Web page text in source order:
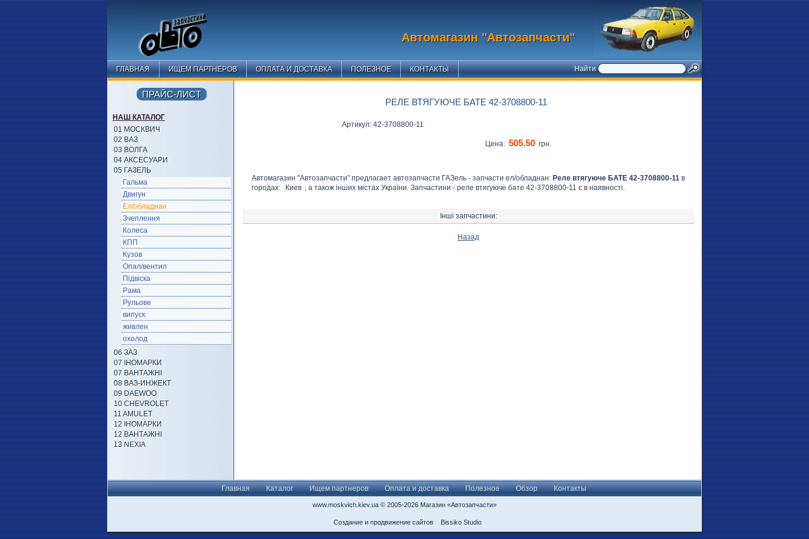
Автомагазин "Автозапчасти"
ГЛАВНАЯ ИЩЕМ ПАРТНЕРОВ ОПЛАТА И ДОСТАВКА ПОЛЕЗНОЕ КОНТАКТЫ Найти
РЕЛЕ ВТЯГУЮЧЕ БАТЕ 42-3708800-11
Артикул: 42-3708800-11
Цена: 505.50 грн.
Автомагазин "Автозапчасти" предлагает автозапчасти ГАЗель - запчасти ел/обладнан: Реле втягуюче БАТЕ 42-3708800-11 в
городах:
Киев , а також інших містах України. Запчастини - реле втягуюче бате 42-3708800-11 є в наявності.
Інші запчастини:
Назад
ПРАЙС-ЛИСТ
НАШ КАТАЛОГ
01 МОСКВИЧ
02 ВАЗ
03 ВОЛГА
04 АКСЕСУАРИ
05 ГАЗЕЛЬ
Гальма
Двигун
Ел/обладнан
Зчеплення
Колеса
КПП
Кузов
Опал/вентил
Підвіска
Рама
Рульове
випуск
живлен
охолод
06 ЗАЗ
07 ІНОМАРКИ
07 ВАНТАЖНІ
08 ВАЗ-ИНЖЕКТ
09 DAEWOO
10 CHEVROLET
11 AMULET
12 ІНОМАРКИ
12 ВАНТАЖНІ
13 NEXIA
Главная Каталог Ищем партнеров Оплата и доставка Полезное Обзор Контакты
www.moskvich.kiev.ua © 2005-2026 Магазин «Автозапчасти»
Создание и продвижение сайтов Bissiko Studio